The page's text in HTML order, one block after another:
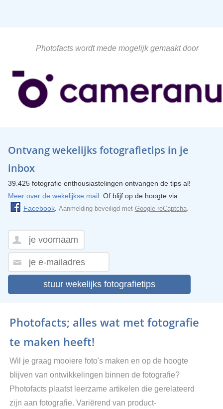
Photofacts wordt mede mogelijk gemaakt door
Ontvang wekelijks fotografietips in je
inbox
39.425 fotografie enthousiastelingen ontvangen de tips al!
Meer over de wekelijkse mail. Of blijf op de hoogte via
Facebook. Aanmelding beveiligd met Google reCaptcha.
stuur wekelijks fotografietips
Photofacts; alles wat met fotografie
te maken heeft!
Wil je graag mooiere foto's maken en op de hoogte
blijven van ontwikkelingen binnen de fotografie?
Photofacts plaatst leerzame artikelen die gerelateerd
zijn aan fotografie. Variërend van product-